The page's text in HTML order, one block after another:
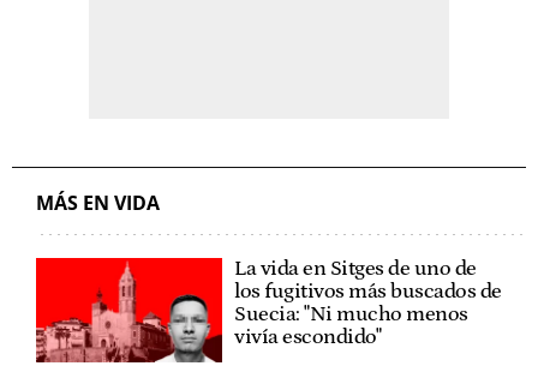
MÁS EN VIDA
La vida en Sitges de uno de
los fugitivos más buscados de
Suecia: "Ni mucho menos
vivía escondido"